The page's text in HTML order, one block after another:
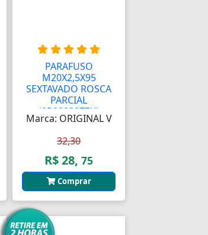
PARAFUSO
M20X2,5X95
SEXTAVADO ROSCA
PARCIAL
(2R2803877K)
Marca: ORIGINAL V
32,30
R$ 28,75
Comprar